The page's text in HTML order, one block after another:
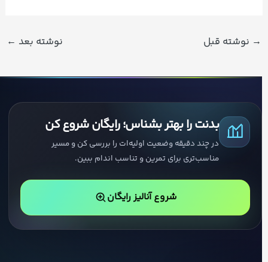
→نوشته قبل نوشته بعد←
بدنت را بهتر بشناس؛ رایگان شروع کن
در چند دقیقه وضعیت اولیه‌ات را بررسی کن و مسیر
مناسب‌تری برای تمرین و تناسب اندام ببین.
شروع آنالیز رایگان